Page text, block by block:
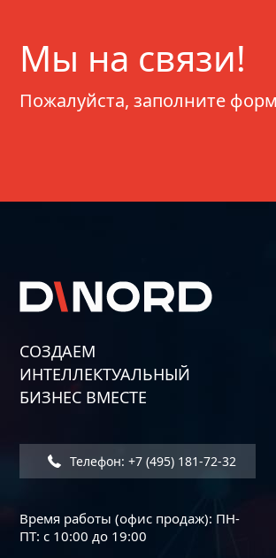
Мы на связи!
Пожалуйста, заполните
СОЗДАЕМ
ИНТЕЛЛЕКТУАЛЬНЫЙ
БИЗНЕС ВМЕСТЕ
Телефон: +7 (495) 181-72-32
Время работы (офис продаж): ПН-
ПТ: с 10:00 до 19:00